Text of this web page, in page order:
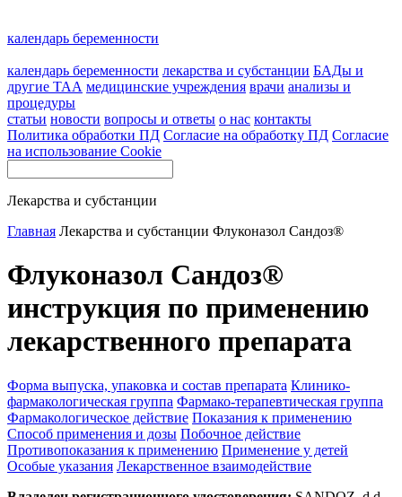
календарь беременности
календарь беременности лекарства и субстанции БАДы и
другие ТАА медицинские учреждения врачи анализы и
процедуры
статьи новости вопросы и ответы о нас контакты
Политика обработки ПД Согласие на обработку ПД Согласие
на использование Cookie
Лекарства и субстанции
Главная Лекарства и субстанции Флуконазол Сандоз®
Флуконазол Сандоз®
инструкция по применению
лекарственного препарата
Форма выпуска, упаковка и состав препарата Клинико-
фармакологическая группа Фармако-терапевтическая группа
Фармакологическое действие Показания к применению
Способ применения и дозы Побочное действие
Противопоказания к применению Применение у детей
Особые указания Лекарственное взаимодействие